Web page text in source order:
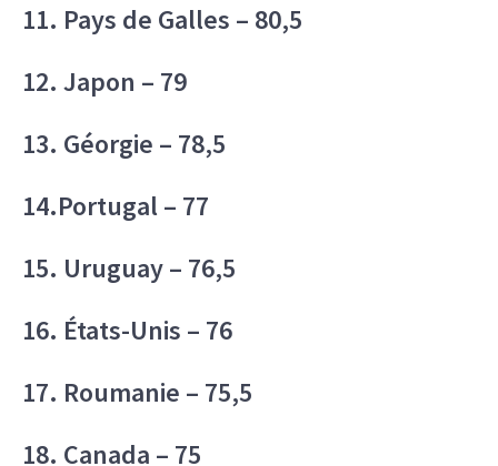
11. Pays de Galles – 80,5
12. Japon – 79
13. Géorgie – 78,5
14.Portugal – 77
15. Uruguay – 76,5
16. États-Unis – 76
17. Roumanie – 75,5
18. Canada – 75